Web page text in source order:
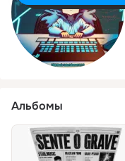
Альбомы